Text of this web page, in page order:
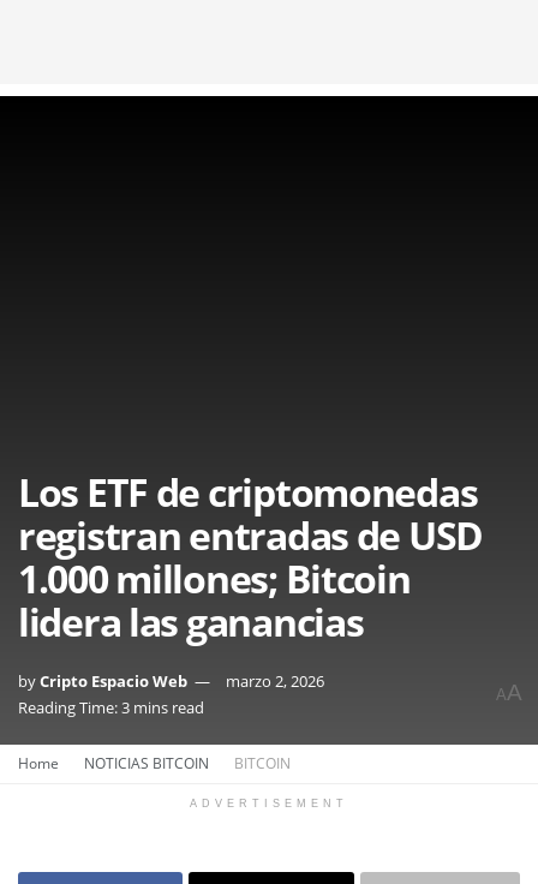
Los ETF de criptomonedas
registran entradas de USD
1.000 millones; Bitcoin
lidera las ganancias
byCripto Espacio Web
marzo 2, 2026
Reading Time: 3 mins read
AA
Home NOTICIAS BITCOIN BITCOIN
ADVERTISEMENT